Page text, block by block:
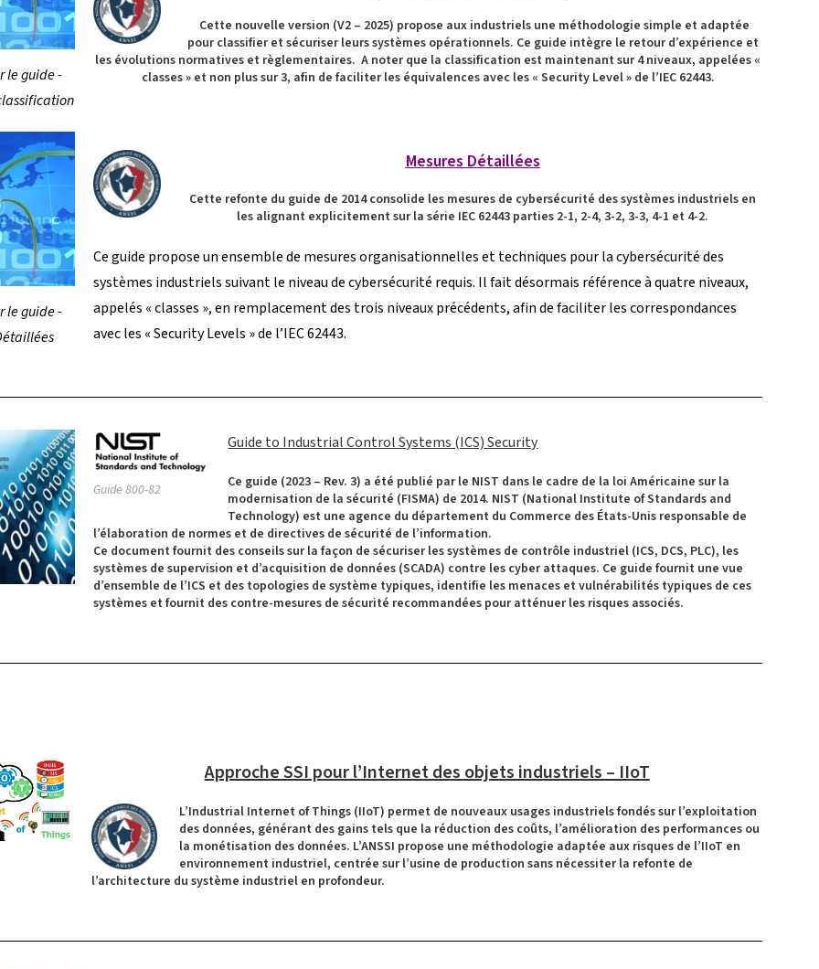
le guide -
Cette nouvelle version (V2 – 2025) propose aux industriels une méthodologie simple et adaptée
pour classifier et sécuriser leurs systèmes opérationnels. Ce guide intègre le retour d’expérience et
les évolutions normatives et règlementaires. A noter que la classification est maintenant sur 4 niveaux, appelées «
classes » et non plus sur 3, afin de faciliter les équivalences avec les « Security Level » de l’IEC 62443.
le guide -
Mesures Détaillées
Cette refonte du guide de 2014 consolide les mesures de cybersécurité des systèmes industriels en
les alignant explicitement sur la série IEC 62443 parties 2-1, 2-4, 3-2, 3-3, 4-1 et 4-2.
Ce guide propose un ensemble de mesures organisationnelles et techniques pour la cybersécurité des
systèmes industriels suivant le niveau de cybersécurité requis. Il fait désormais référence à quatre niveaux,
appelés « classes », en remplacement des trois niveaux précédents, afin de faciliter les correspondances
avec les « Security Levels » de l’IEC 62443.
Guide 800-82
Guide to Industrial Control Systems (ICS) Security
Ce guide (2023 – Rev. 3) a été publié par le NIST dans le cadre de la loi Américaine sur la
modernisation de la sécurité (FISMA) de 2014. NIST (National Institute of Standards and
Technology) est une agence du département du Commerce des États-Unis responsable de
l’élaboration de normes et de directives de sécurité de l’information.
Ce document fournit des conseils sur la façon de sécuriser les systèmes de contrôle industriel (ICS, DCS, PLC), les
systèmes de supervision et d’acquisition de données (SCADA) contre les cyber attaques. Ce guide fournit une vue
d’ensemble de l’ICS et des topologies de système typiques, identifie les menaces et vulnérabilités typiques de ces
systèmes et fournit des contre-mesures de sécurité recommandées pour atténuer les risques associés.
Approche SSI pour l’Internet des objets industriels – IIoT
L’Industrial Internet of Things (IIoT) permet de nouveaux usages industriels fondés sur l’exploitation
des données, générant des gains tels que la réduction des coûts, l’amélioration des performances ou
la monétisation des données. L’ANSSI propose une méthodologie adaptée aux risques de l’IIoT en
environnement industriel, centrée sur l’usine de production sans nécessiter la refonte de
l’architecture du système industriel en profondeur.